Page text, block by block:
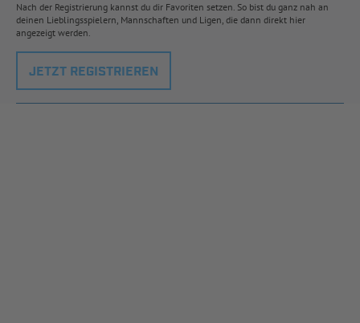
Nach der Registrierung kannst du dir Favoriten setzen. So bist du ganz nah an
deinen Lieblingsspielern, Mannschaften und Ligen, die dann direkt hier
angezeigt werden.
JETZT REGISTRIEREN